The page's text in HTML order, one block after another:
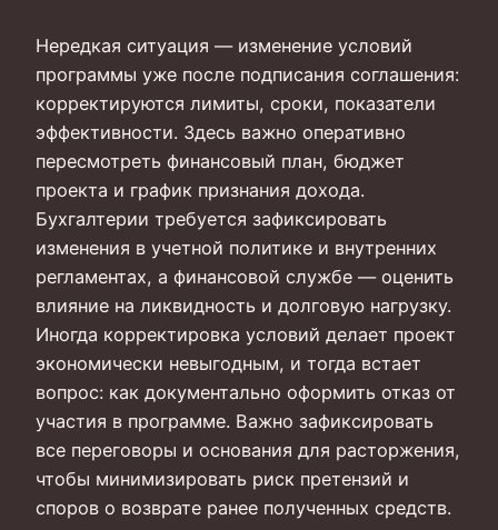
Нередкая ситуация — изменение условий
программы уже после подписания соглашения:
корректируются лимиты, сроки, показатели
эффективности. Здесь важно оперативно
пересмотреть финансовый план, бюджет
проекта и график признания дохода.
Бухгалтерии требуется зафиксировать
изменения в учетной политике и внутренних
регламентах, а финансовой службе — оценить
влияние на ликвидность и долговую нагрузку.
Иногда корректировка условий делает проект
экономически невыгодным, и тогда встает
вопрос: как документально оформить отказ от
участия в программе. Важно зафиксировать
все переговоры и основания для расторжения,
чтобы минимизировать риск претензий и
споров о возврате ранее полученных средств.